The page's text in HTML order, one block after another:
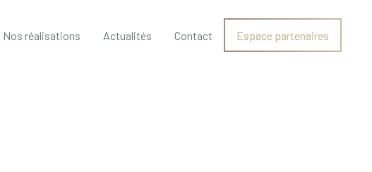
Nos réalisations Actualités Contact Espace partenaires